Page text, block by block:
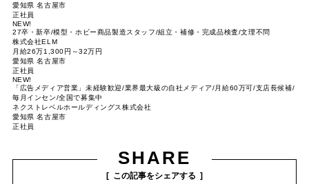
愛知県 名古屋市
正社員
NEW!
27卒・新卒/模型・ホビー商品製造スタッフ/組立・補修・完成品検査/文理不問
株式会社ELM
月給26万1,300円～32万円
愛知県 名古屋市
正社員
NEW!
「広告メディア営業」未経験歓迎/業界最大級の自社メディア/月給60万可/支店長候補/
毎月インセン/全国で募集中
ネクストレベルホールディングス株式会社
愛知県 名古屋市
正社員
SHARE
この記事をシェアする